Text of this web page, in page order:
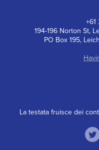
194-196 Norton St,
PO Box 195,
La testata fruisce dei